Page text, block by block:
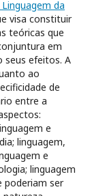
da
visa constituir
teóricas que
em
seus efeitos. A
ao
de
entre a
e
linguagem,
e
linguagem
poderiam ser